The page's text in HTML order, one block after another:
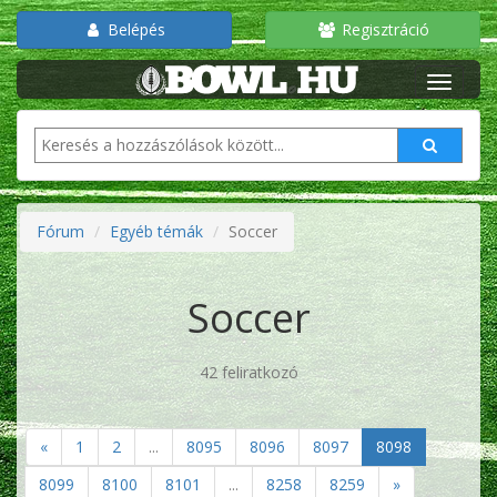
Belépés Regisztráció
Fórum Egyéb témák Soccer
Soccer
42 feliratkozó
« 1 2 ... 8095 8096 8097
8098
8099
8100 8101 ... 8258 8259 »